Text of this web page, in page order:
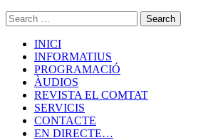
INICI
INFORMATIUS
PROGRAMACIÓ
ÀUDIOS
REVISTA EL COMTAT
SERVICIS
CONTACTE
EN DIRECTE…